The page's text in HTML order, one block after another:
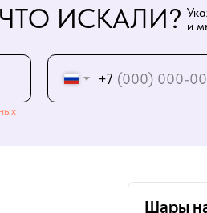
+7
ИСКАЛИ? и